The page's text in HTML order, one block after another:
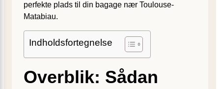
perfekte plads til din bagage nær Toulouse-
Matabiau.
Indholdsfortegnelse
Overblik: Sådan